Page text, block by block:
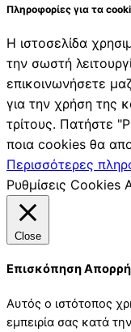
Πληροφορίες για τα
Η ιστοσελίδα
την σωστή
επικοινωνήσετε
για την χρήση της
τρίτους. Πατήστε
ποια cookies θα
Περισσότερες
Ρυθμίσεις Cookies
Close
Επισκόπηση
Αυτός ο ιστότοπος
εμπειρία σας κατά